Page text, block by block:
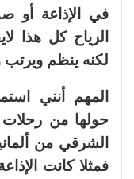
في الإذاعة أو
الرياح كل هذا
لكنه ينظم
المهم أنني
حولها من
الشرقي من
فمثلا كانت